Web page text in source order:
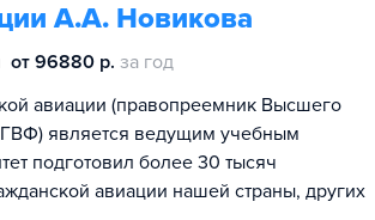
А.А. Новикова
от 96880 р. за год
авиации (правопреемник Высшего
является ведущим учебным
подготовил более 30 тысяч
авиации нашей страны, других